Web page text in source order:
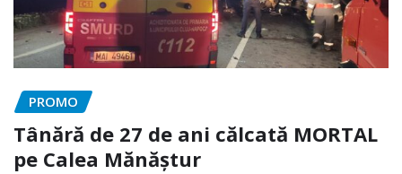
PROMO
Tânără de 27 de ani călcată MORTAL
pe Calea Mănăștur